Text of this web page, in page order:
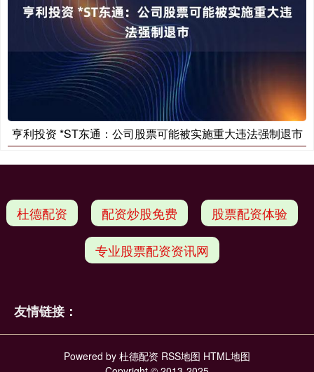
亨利投资 *ST东通：公司股票可能被实施重大违法强制退市
杜德配资 配资炒股免费 股票配资体验
专业股票配资资讯网
友情链接：
Powered by 杜德配资 RSS地图 HTML地图